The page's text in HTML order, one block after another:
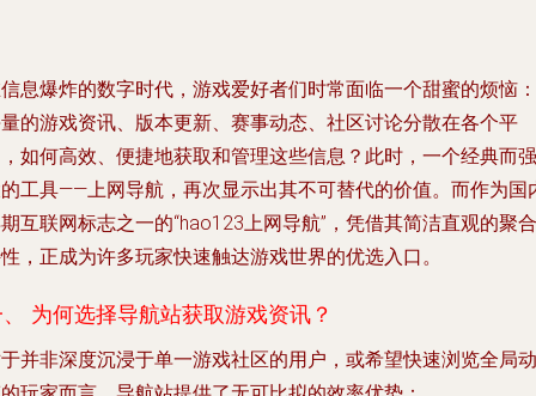
息爆炸的数字时代，游戏爱好者们时常面临一个甜蜜的烦恼：
的游戏资讯、版本更新、赛事动态、社区讨论分散在各个平
如何高效、便捷地获取和管理这些信息？此时，一个经典而强
工具——上网导航，再次显示出其不可替代的价值。而作为国
互联网标志之一的“hao123上网导航”，凭借其简洁直观的聚合
，正成为许多玩家快速触达游戏世界的优选入口。
为何选择导航站获取游戏资讯？
并非深度沉浸于单一游戏社区的用户，或希望快速浏览全局动